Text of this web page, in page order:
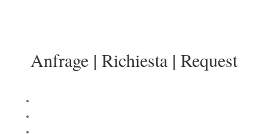
Anfrage | Richiesta | Request